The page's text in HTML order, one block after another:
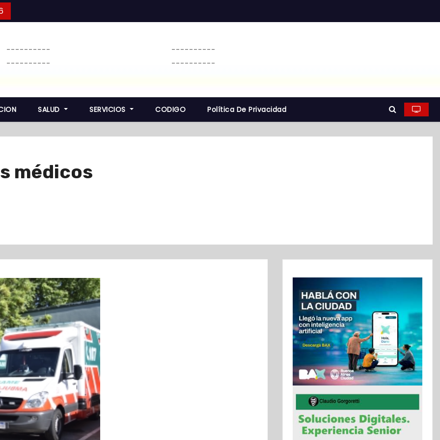
----------
----------
----------
----------
SALUD SERVICIOS CODIGO Política De Privacidad
médicos